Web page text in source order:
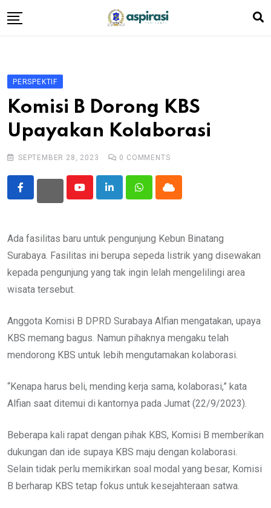
to
Berita
Komen Warga
Podcast
Tentang Kami
PERSPEKTIF
Komisi B Dorong KBS
Upayakan Kolaborasi
SEPTEMBER 28, 2023 0 COMMENTS
YoutubeLinkedInWhatsappCloud
Ada fasilitas baru untuk pengunjung Kebun Binatang
Surabaya. Fasilitas ini berupa sepeda listrik yang disewakan
kepada pengunjung yang tak ingin lelah mengelilingi area
wisata tersebut.
Anggota Komisi B DPRD Surabaya Alfian mengatakan, upaya
KBS memang bagus. Namun pihaknya mengaku telah
mendorong KBS untuk lebih mengutamakan kolaborasi.
“Kenapa harus beli, mending kerja sama, kolaborasi,” kata
Alfian saat ditemui di kantornya pada Jumat (22/9/2023).
Beberapa kali rapat dengan pihak KBS, Komisi B memberikan
dukungan dan ide supaya KBS maju dengan kolaborasi.
Selain tidak perlu memikirkan soal modal yang besar, Komisi
B berharap KBS tetap fokus untuk kesejahteraan satwa.